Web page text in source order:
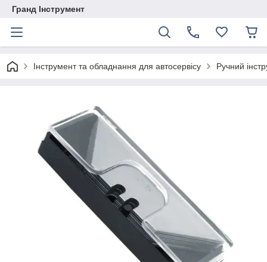
Гранд Інструмент
Інструмент та обладнання для автосервісу Ручний